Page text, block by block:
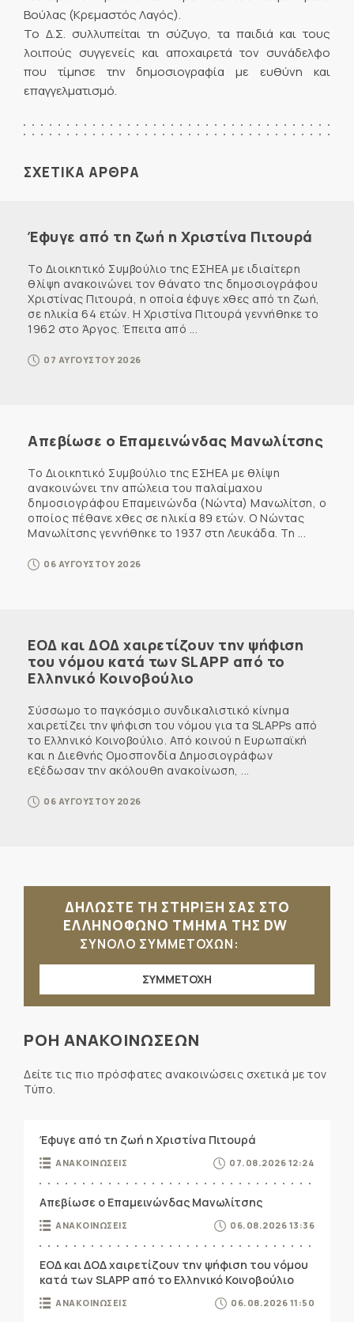
Βούλας (Κρεμαστός Λαγός).
Το Δ.Σ. συλλυπείται τη σύζυγο, τα παιδιά και τους
λοιπούς συγγενείς και αποχαιρετά τον συνάδελφο
που τίμησε την δημοσιογραφία με ευθύνη και
επαγγελματισμό.
ΣΧΕΤΙΚΑ ΑΡΘΡΑ
Έφυγε από τη ζωή η Χριστίνα Πιτουρά
Το Διοικητικό Συμβούλιο της ΕΣΗΕΑ με ιδιαίτερη
θλίψη ανακοινώνει τον θάνατο της δημοσιογράφου
Χριστίνας Πιτουρά, η οποία έφυγε χθες από τη ζωή,
σε ηλικία 64 ετών. Η Χριστίνα Πιτουρά γεννήθηκε το
1962 στο Άργος. Έπειτα από ...
07 ΑΥΓΟΥΣΤΟΥ 2026
Απεβίωσε ο Επαμεινώνδας Μανωλίτσης
Το Διοικητικό Συμβούλιο της ΕΣΗΕΑ με θλίψη
ανακοινώνει την απώλεια του παλαίμαχου
δημοσιογράφου Επαμεινώνδα (Νώντα) Μανωλίτση, ο
οποίος πέθανε χθες σε ηλικία 89 ετών. Ο Νώντας
Μανωλίτσης γεννήθηκε το 1937 στη Λευκάδα. Τη ...
06 ΑΥΓΟΥΣΤΟΥ 2026
ΕΟΔ και ΔΟΔ χαιρετίζουν την ψήφιση
του νόμου κατά των SLAPP από το
Ελληνικό Κοινοβούλιο
Σύσσωμο το παγκόσμιο συνδικαλιστικό κίνημα
χαιρετίζει την ψήφιση του νόμου για τα SLAPPs από
το Ελληνικό Κοινοβούλιο. Από κοινού η Ευρωπαϊκή
και η Διεθνής Ομοσπονδία Δημοσιογράφων
εξέδωσαν την ακόλουθη ανακοίνωση, ...
06 ΑΥΓΟΥΣΤΟΥ 2026
ΔΗΛΩΣΤΕ ΤΗ ΣΤΗΡΙΞΗ ΣΑΣ ΣΤΟ
ΕΛΛΗΝΟΦΩΝΟ ΤΜΗΜΑ ΤΗΣ DW
ΣΥΝΟΛΟ ΣΥΜΜΕΤΟΧΩΝ:
ΣΥΜΜΕΤΟΧΗ
ΡΟΗ ΑΝΑΚΟΙΝΩΣΕΩΝ
Δείτε τις πιο πρόσφατες ανακοινώσεις σχετικά με τον
Τύπο.
Έφυγε από τη ζωή η Χριστίνα Πιτουρά
ΑΝΑΚΟΙΝΩΣΕΙΣ 07.08.2026 12:24
Απεβίωσε ο Επαμεινώνδας Μανωλίτσης
ΑΝΑΚΟΙΝΩΣΕΙΣ 06.08.2026 13:36
ΕΟΔ και ΔΟΔ χαιρετίζουν την ψήφιση του νόμου
κατά των SLAPP από το Ελληνικό Κοινοβούλιο
ΑΝΑΚΟΙΝΩΣΕΙΣ 06.08.2026 11:50